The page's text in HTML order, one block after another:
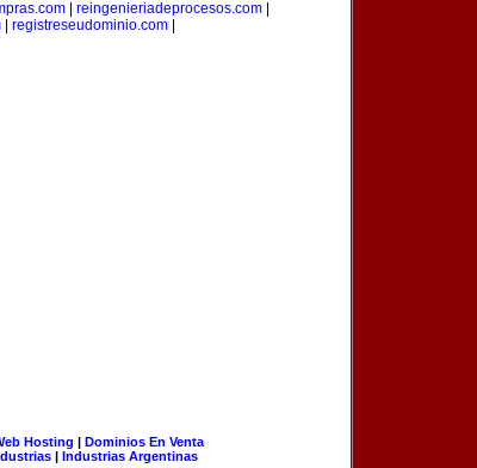
| reingenieriadeprocesos.com|
registreseudominio.com
Hosting | Dominios En Venta
| Industrias Argentinas